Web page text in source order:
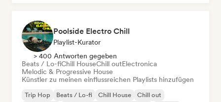
Poolside Electro Chill
Playlist-Kurator
> 400 Antworten gegeben
Beats / Lo-fiChill HouseChill outElectronica
Melodic & Progressive House
Künstler zu meinen einflussreichen Playlists hinzufügen
Trip Hop Beats / Lo-fi Chill House
Chill out